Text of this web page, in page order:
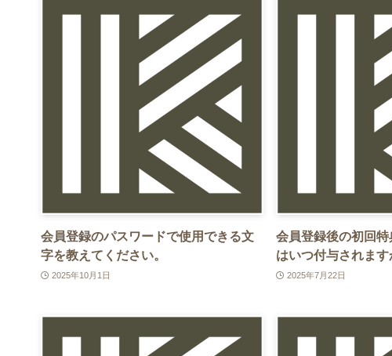
会員登録のパスワードで使用できる文
字を教えてください。
2025年10月1日
会員登録後の初回特
はいつ付与されます
2025年7月22日